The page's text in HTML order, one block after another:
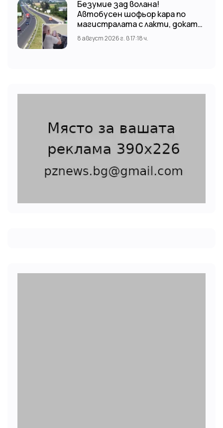
Безумие зад волана!
Автобусен шофьор кара по
магистралата с лакти, докато
гледа TikTok
8 август 2026 г. в 17:18 ч.